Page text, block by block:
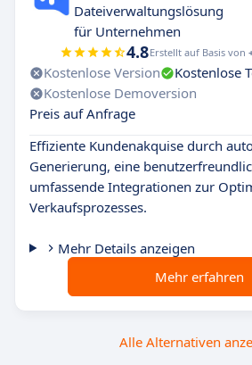
Dateiverwaltungslösung
für Unternehmen
4.8Erstellt auf Basis von
Kostenlose Version
Kostenlose
Kostenlose Demoversion
Preis auf Anfrage
Effiziente Kundenakquise durch
Generierung, eine
umfassende Integrationen zur
Verkaufsprozesses.
Mehr Details anzeigen
Mehr erfahren
Alle Alternativen